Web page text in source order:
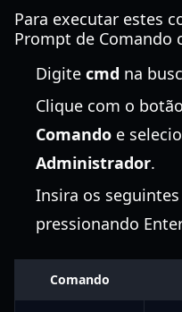
Para executar estes
Prompt de Comando
Digite cmd na
Clique com o
Comando e
Administrador.
Insira os
pressionando
Comando